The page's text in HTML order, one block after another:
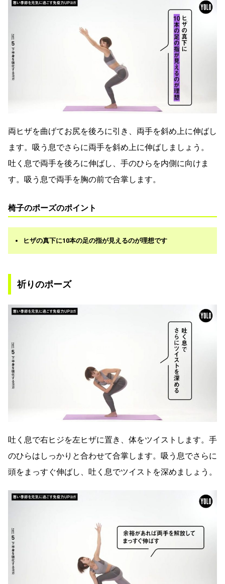
両ヒザを曲げてお尻を後ろに引き、両手を斜め上に伸ばし
ます。吸う息でさらに両手を斜め上に伸ばしましょう。
吐く息で両手を後ろに伸ばし、手のひらを内側に向けま
す。吸う息で両手を胸の前で合掌します。
椅子のポーズのポイント
ヒザの真下に10本の足の指が見えるのが理想です
祈りのポーズ
吐く息で右ヒジを左ヒザに置き、体をツイストします。手
のひらはしっかりと合わせて合掌します。吸う息でさらに
頭をまっすぐ伸ばし、吐く息でツイストを深めましょう。